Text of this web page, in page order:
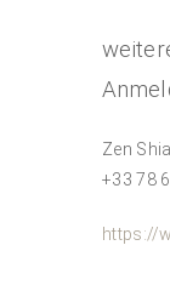
Zen
+33 78
https://